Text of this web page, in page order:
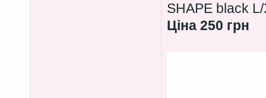
SHAPE black
Ціна 250 грн